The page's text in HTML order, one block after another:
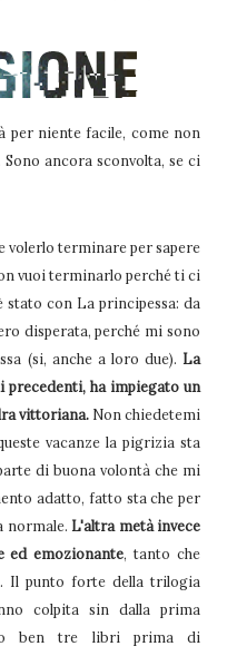
per niente facile, come non
ancora sconvolta, se ci
volerlo terminare per sapere
vuoi terminarlo perché ti ci
con La principessa: da
disperata, perché mi sono
(si, anche a loro due). La
ha impiegato un
vittoriana. Non chiedetemi
vacanze la pigrizia sta
di buona volontà che mi
adatto, fatto sta che per
normale. L'altra metà invece
ed emozionante, tanto che
Il punto forte della trilogia
colpita sin dalla prima
ben tre libri prima di